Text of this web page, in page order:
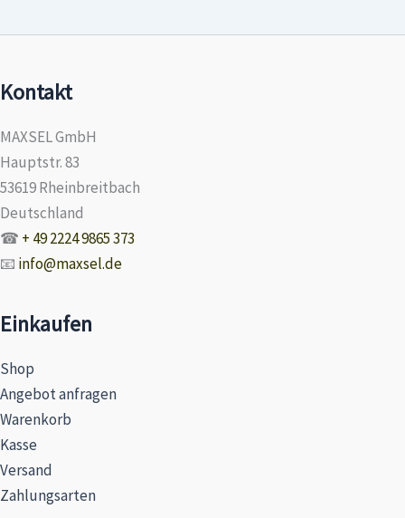
Kontakt
MAXSEL GmbH
Hauptstr. 83
53619 Rheinbreitbach
Deutschland
☎ + 49 2224 9865 373
📧 info@maxsel.de
Einkaufen
Shop
Angebot anfragen
Warenkorb
Kasse
Versand
Zahlungsarten